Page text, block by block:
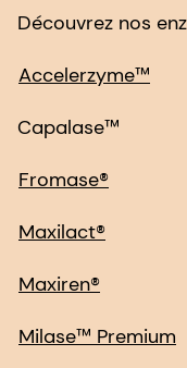
Découvrez nos
Accelerzyme™
Capalase™
Fromase®
Maxilact®
Maxiren®
Milase™ Premium